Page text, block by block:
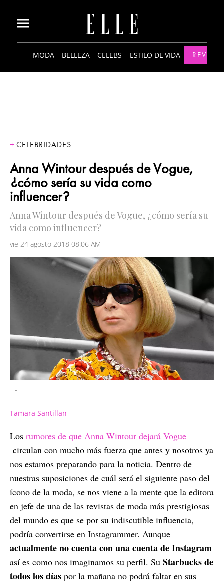
MODA BELLEZA CELEBS ESTILO DE VIDA
CELEBRIDADES
Anna Wintour después de Vogue,
¿cómo sería su vida como
influencer?
Anna Wintour después de Vogue, ¿cómo sería su
vida como influencer?
vie 24 agosto 2018 08:06 AM
-
Tamara Santillan
Los rumores de que Anna Wintour dejará Vogue
circulan con mucho más fuerza que antes y nosotros ya
nos estamos preparando para la noticia. Dentro de
nuestras suposiciones de cuál será el siguiente paso del
ícono de la moda, se nos viene a la mente que la editora
en jefe de una de las revistas de moda más prestigiosas
del mundo es que se por su indiscutible influencia,
podría convertirse en Instagrammer. Aunque
actualmente no cuenta con una cuenta de Instagram
así es como nos imaginamos su perfil. Su Starbucks de
todos los días por la mañana no podrá faltar en sus